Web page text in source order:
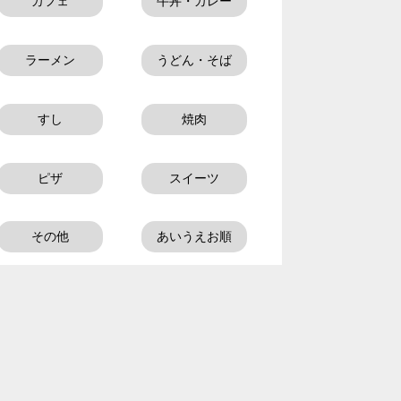
ラーメン うどん・そば
すし 焼肉
ピザ スイーツ
その他 あいうえお順